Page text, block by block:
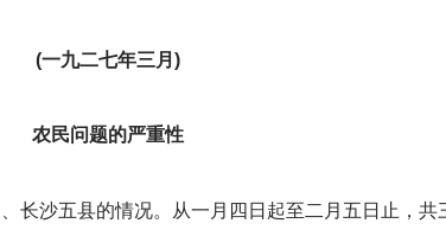
(一九二七年三月)
农民问题的严重性
长沙五县的情况。从一月四日起至二月五日止，共